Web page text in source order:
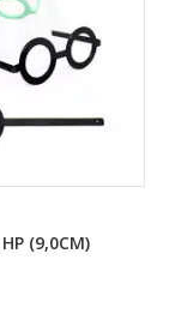
(9,0CM)